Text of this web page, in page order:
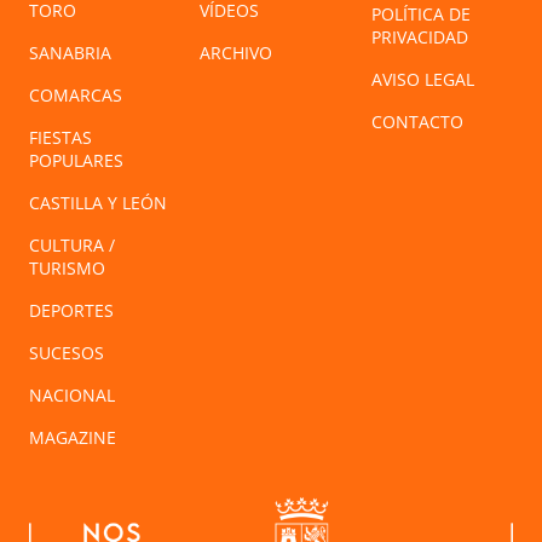
TORO
SANABRIA
COMARCAS
FIESTAS
POPULARES
CASTILLA Y LEÓN
CULTURA /
TURISMO
DEPORTES
SUCESOS
NACIONAL
MAGAZINE
VÍDEOS
ARCHIVO
POLÍTICA DE
PRIVACIDAD
AVISO LEGAL
CONTACTO